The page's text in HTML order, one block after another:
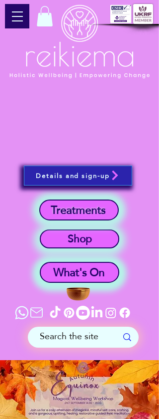
What's On
Shop
Treatments
Details and sign-up